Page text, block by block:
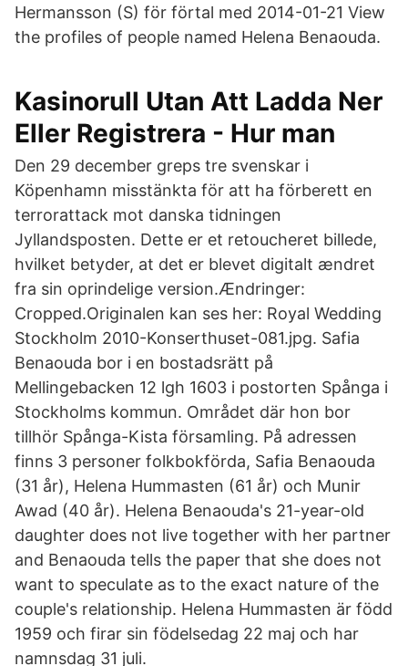
Hermansson (S) för förtal med 2014-01-21 View
the profiles of people named Helena Benaouda.
Kasinorull Utan Att Ladda Ner
Eller Registrera - Hur man
Den 29 december greps tre svenskar i
Köpenhamn misstänkta för att ha förberett en
terrorattack mot danska tidningen
Jyllandsposten. Dette er et retoucheret billede,
hvilket betyder, at det er blevet digitalt ændret
fra sin oprindelige version.Ændringer:
Cropped.Originalen kan ses her: Royal Wedding
Stockholm 2010-Konserthuset-081.jpg. Safia
Benaouda bor i en bostadsrätt på
Mellingebacken 12 lgh 1603 i postorten Spånga i
Stockholms kommun. Området där hon bor
tillhör Spånga-Kista församling. På adressen
finns 3 personer folkbokförda, Safia Benaouda
(31 år), Helena Hummasten (61 år) och Munir
Awad (40 år). Helena Benaouda's 21-year-old
daughter does not live together with her partner
and Benaouda tells the paper that she does not
want to speculate as to the exact nature of the
couple's relationship. Helena Hummasten är född
1959 och firar sin födelsedag 22 maj och har
namnsdag 31 juli.